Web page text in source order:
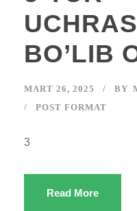
BO’LIB
MART 26, 2025 BY
POST FORMAT
3
Read More